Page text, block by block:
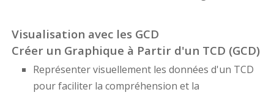
Visualisation avec les GCD
Créer un Graphique à Partir d'un TCD (GCD)
Représenter visuellement les données d'un TCD
pour faciliter la compréhension et la